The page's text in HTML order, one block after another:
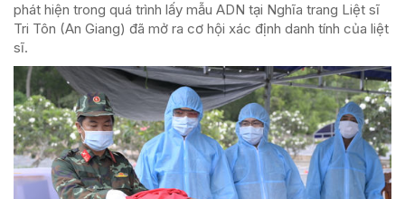
phát hiện trong quá trình lấy mẫu ADN tại Nghĩa trang Liệt sĩ
Tri Tôn (An Giang) đã mở ra cơ hội xác định danh tính của liệt
sĩ.